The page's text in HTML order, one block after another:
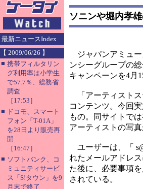
最新ニュースIndex
【 2009/06/26 】
■ 携帯フィルタリン
グ利用率は小学生
で57.7％、総務省
調査
［17:53］
■ ドコモ、スマート
フォン「T-01A」
を28日より販売再
開
［16:47］
■ ソフトバンク、コ
ミュニティサービ
ス「S!タウン」を9
月末で終了
ソニンや堀内孝
ジャパンアミュー
ンシーグループの
キャンペーンを4月
「アーティストス
コンテンツ。今回
もの。同サイトで
アーティストの写
ユーザーは、「
れたメールアドレ
た後に、必要事項
されている。